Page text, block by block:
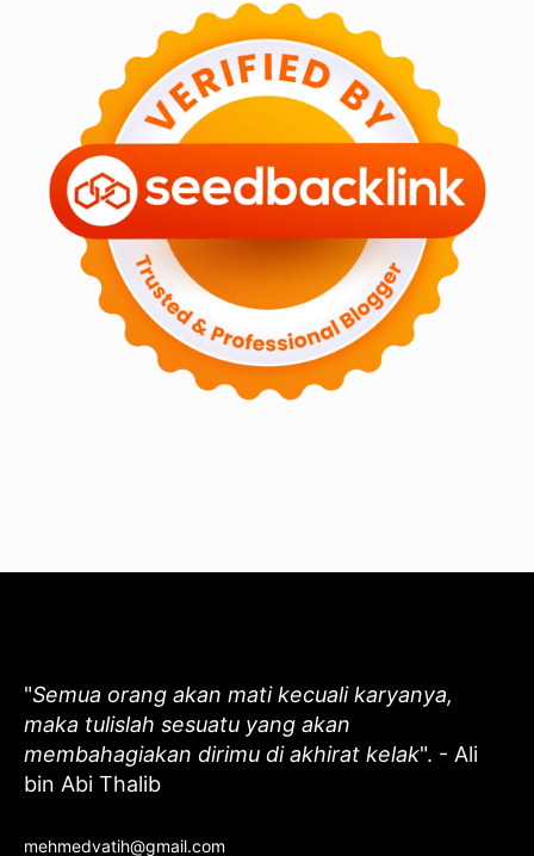
"Semua orang akan mati kecuali karyanya,
maka tulislah sesuatu yang akan
membahagiakan dirimu di akhirat kelak". - Ali
bin Abi Thalib
mehmedvatih@gmail.com